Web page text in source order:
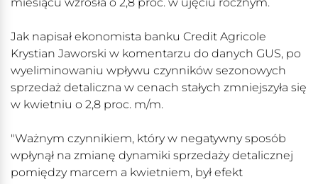
Jak napisał ekonomista banku Credit Agricole
Krystian Jaworski w komentarzu do danych GUS, po
wyeliminowaniu wpływu czynników sezonowych
sprzedaż detaliczna w cenach stałych zmniejszyła się
w kwietniu o 2,8 proc. m/m.
"Ważnym czynnikiem, który w negatywny sposób
wpłynął na zmianę dynamiki sprzedaży detalicznej
pomiędzy marcem a kwietniem, był efekt